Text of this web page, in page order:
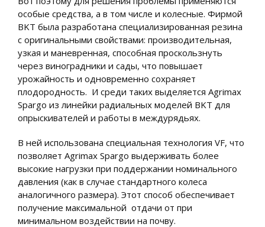
особые средства, а в том числе и колесные. Фирмой
BKT была разработана специализированная резина
с оригинальными свойствами: производительная,
узкая и маневренная, способная проскользнуть
через виноградники и сады, что повышает
урожайность и одновременно сохраняет
плодородность. И среди таких выделяется Agrimax
Spargo из линейки радиальных моделей BKT для
опрыскивателей и работы в междурядьях.
В ней использована специальная технология VF, что
позволяет Agrimax Spargo выдерживать более
высокие нагрузки при поддержании номинального
давления (как в случае стандартного колеса
аналогичного размера). Этот способ обеспечивает
получение максимальной отдачи от при
минимальном воздействии на почву.